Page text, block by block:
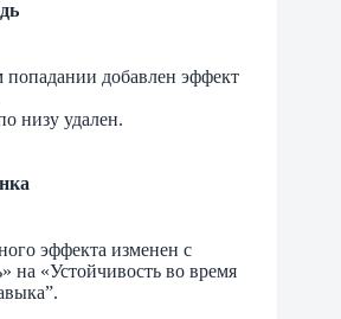
добавлен эффект
низу удален.
эффекта изменен с
на «Устойчивость во время